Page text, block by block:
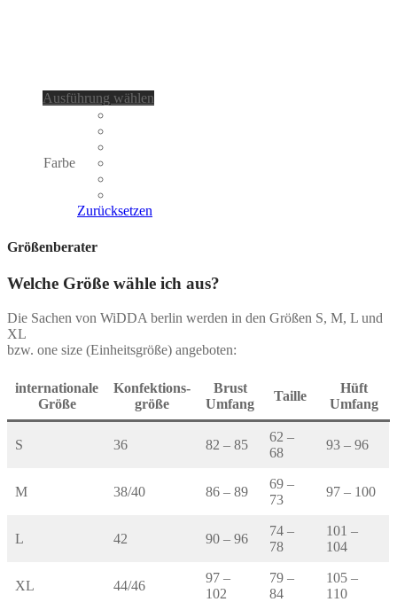
Ausführung wählen
Produktseite
gewählt
Farbe
Zurücksetzen
Größenberater
Welche Größe wähle ich aus?
Die Sachen von WiDDA berlin werden in den Größen S, M, L und
XL
bzw. one size (Einheitsgröße) angeboten:
internationale
Größe
Konfektions-
größe
Brust
Umfang
Taille
Hüft
Umfang
S 36 82 – 85
62 –
68
93 – 96
M 38/40 86 – 89
69 –
73
97 – 100
L 42 90 – 96
74 –
78
101 –
104
XL 44/46
97 –
102
79 –
84
105 –
110